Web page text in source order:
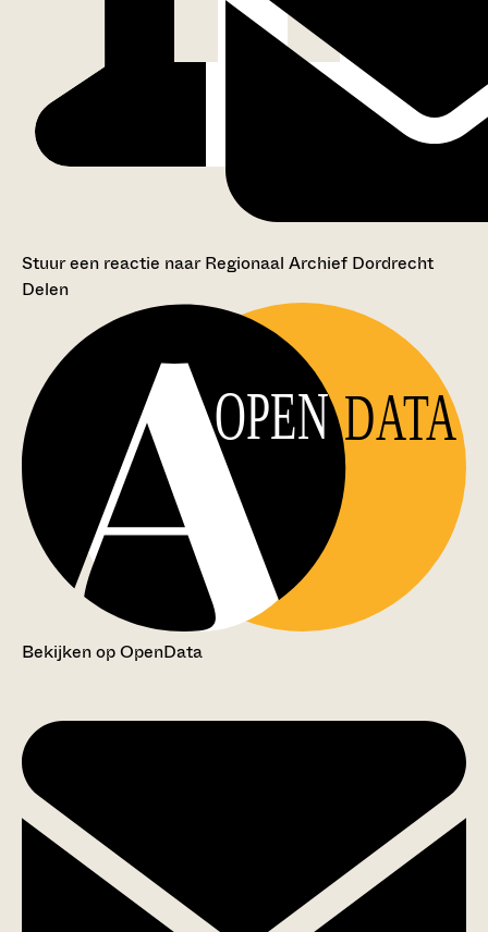
Stuur een reactie naar Regionaal Archief Dordrecht
Delen
OPEN DATA
Bekijken op OpenData